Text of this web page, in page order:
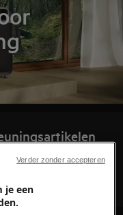
je een
Verder zonder accepteren